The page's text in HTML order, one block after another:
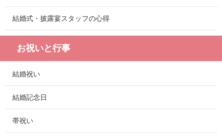
結婚式・披露宴スタッフの心得
お祝いと行事
結婚祝い
結婚記念日
帯祝い